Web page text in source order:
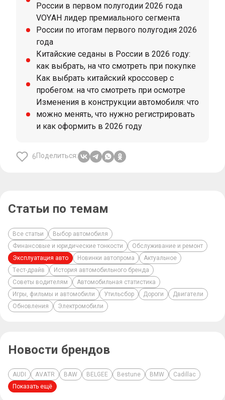
России в первом полугодии 2026 года
VOYAH лидер премиального сегмента
России по итогам первого полугодия 2026
года
Китайские седаны в России в 2026 году:
как выбрать, на что смотреть при покупке
Как выбрать китайский кроссовер с
пробегом: на что смотреть при осмотре
Изменения в конструкции автомобиля: что
можно менять, что нужно регистрировать
и как оформить в 2026 году
6Поделиться:
Статьи по темам
Все статьи
Выбор автомобиля
Финансовые и юридические тонкости
Обслуживание и ремонт
Эксплуатация авто
Новинки автопрома
Актуальное
Тест-драйв
История автомобильного бренда
Советы водителям
Автомобильная статистика
Игры, фильмы и автомобили
Утильсбор Дороги
Двигатели
Обновления
Электромобили
Новости брендов
AUDI AVATR BAW BELGEE Bestune BMW
Cadillac
Показать ещё